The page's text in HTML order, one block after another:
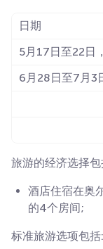
日期
5月17日至22日
6月28日至7月3
旅游的经济选择包
酒店住宿在奥
的4个房间;
标准旅游选项包括: